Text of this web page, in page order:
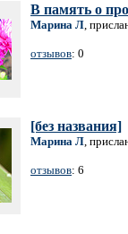
В память о
Марина Л,
отзывов: 0
[без названия]
Марина Л,
отзывов: 6